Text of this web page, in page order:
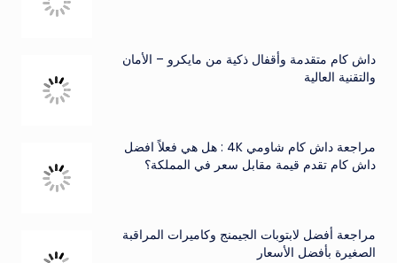
داش كام متقدمة وأقفال ذكية من مايكرو – الأمان
والتقنية العالية
مراجعة داش كام شاومي 4K : هل هي فعلاً افضل
داش كام تقدم قيمة مقابل سعر في المملكة؟
مراجعة أفضل لابتوبات الجيمنج وكاميرات المراقبة
الصغيرة بأفضل الأسعار